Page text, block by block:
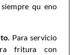
qu eno
Para servicio
fritura con